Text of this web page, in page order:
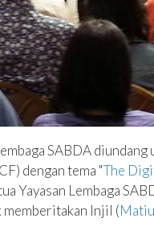
SABDA
dengan tema "The
Yayasan Lembaga
memberitakan Injil (